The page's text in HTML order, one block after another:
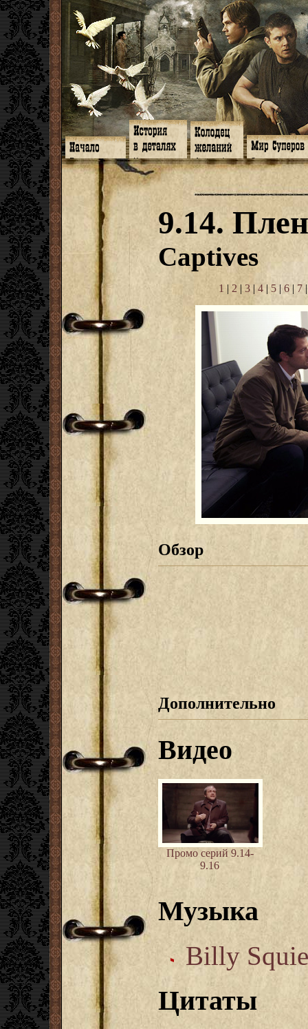
Главная
Программа
Форум
Facebook
Гостевая
Книги
Галереи
Музыка
Видео
Субтитры
Заметки
Мысли
Откровение
Арт-кафе
Игромания
Фанфики
Обои
Фанарт
Анекдоты
Передоз
Страшилки
Знакомство
Обитатели
Семейное
Дневник
Арсенал
СИЗО
Суперы от и
9.14.
Captives
1 | 2 | 3 | 4 |5 |6 | 7
Обзор
Дополнительно
Видео
Промо серий 9.14-
9.16
Музыка
Billy
Цитаты